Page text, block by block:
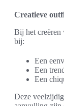
Creatieve
Bij het creëren
bij:
Een
Een
Een
Deze